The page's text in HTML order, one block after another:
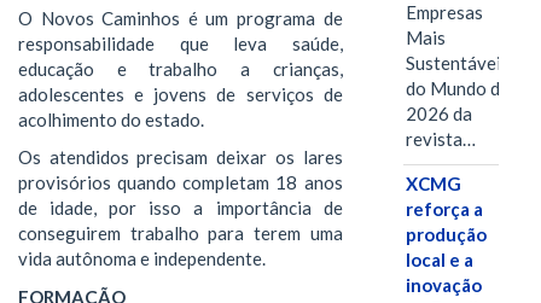
O Novos Caminhos é um programa de
responsabilidade que leva saúde,
educação e trabalho a crianças,
adolescentes e jovens de serviços de
acolhimento do estado.
Os atendidos precisam deixar os lares
provisórios quando completam 18 anos
de idade, por isso a importância de
conseguirem trabalho para terem uma
vida autônoma e independente.
FORMAÇÃO
Empresas
Mais
Sustentáveis
do Mundo de
2026 da
revista…
XCMG
reforça a
produção
local e a
inovação